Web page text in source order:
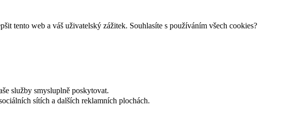
tento web a váš uživatelský zážitek. Souhlasíte s používáním všech cookies?
služby smysluplně poskytovat.
sítích a dalších reklamních plochách.